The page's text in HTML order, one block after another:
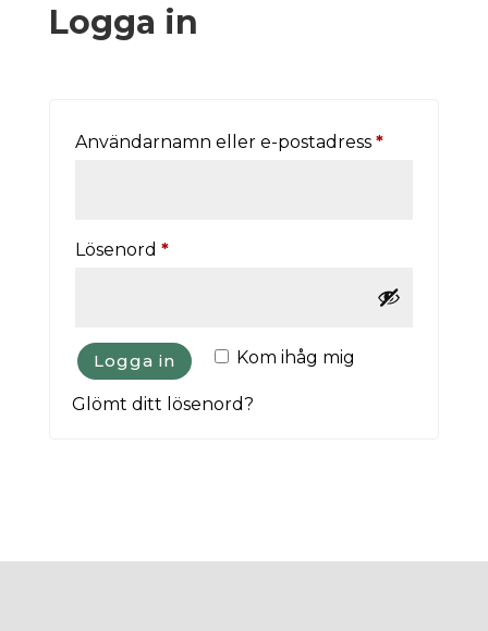
Logga in
Användarnamn eller e-postadress *
Lösenord *Obligatoriskt
Kom ihåg mig
Logga in
Glömt ditt lösenord?